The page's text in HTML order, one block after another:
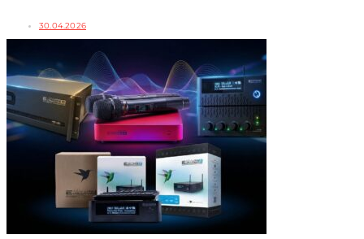
30.04.2026